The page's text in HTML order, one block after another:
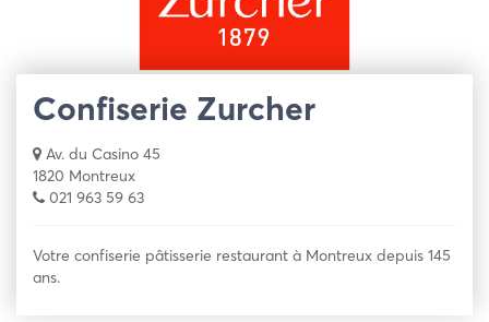
Confiserie Zurcher
Av. du Casino 45
1820 Montreux
021 963 59 63
Votre confiserie pâtisserie restaurant à Montreux depuis 145
ans.